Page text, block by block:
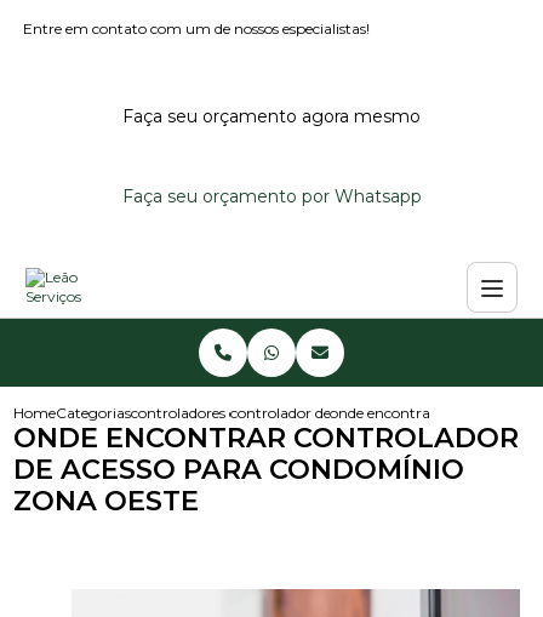
Entre em contato com um de nossos especialistas!
Faça seu orçamento agora mesmo
Faça seu orçamento por Whatsapp
HomeCategoriascontroladores de acessocontrolador de acesso externo
onde encontrar controlador
ONDE ENCONTRAR CONTROLADOR
DE ACESSO PARA CONDOMÍNIO
ZONA OESTE